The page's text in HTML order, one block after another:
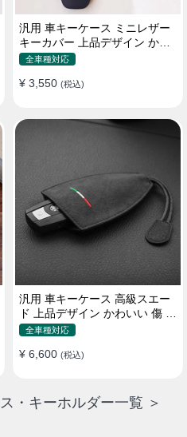
汎用 車キーケース ミニレザー
キーカバー 上品デザイン かわ
いい マカロン色
全車種対応
¥ 3,550 (税込)
汎用 車キーケース 高級スエー
ド 上品デザイン かわいい 傷 汚
れ防止 高級 オシャレ キーホル
全車種対応
¥ 6,600 (税込)
・キーホルダー一覧 ＞